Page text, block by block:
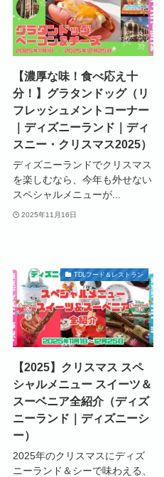
【濃厚な味！食べ応え十
分！】グラタンドッグ（リ
フレッシュメントコーナー
｜ディズニーランド｜ディ
スニー・クリスマス2025）
ディズニーランドでクリスマス
を楽しむなら、今年も外せない
スペシャルメニューが...
2025年11月16日
TDLフード＆レストラン
【2025】クリスマス スペ
シャルメニュー スイーツ＆
スーベニア全紹介（ディズ
ニーランド｜ディズニーシ
ー）
2025年のクリスマスにディズ
ニーランド＆シーで味わえる、